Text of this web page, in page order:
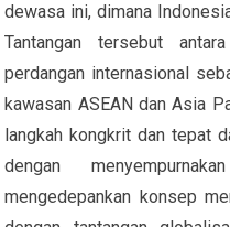
dewasa ini, dimana
Tantangan tersebut
perdangan internasional
kawasan ASEAN dan Asia
langkah kongkrit dan tepat
dengan
mengedepankan konsep